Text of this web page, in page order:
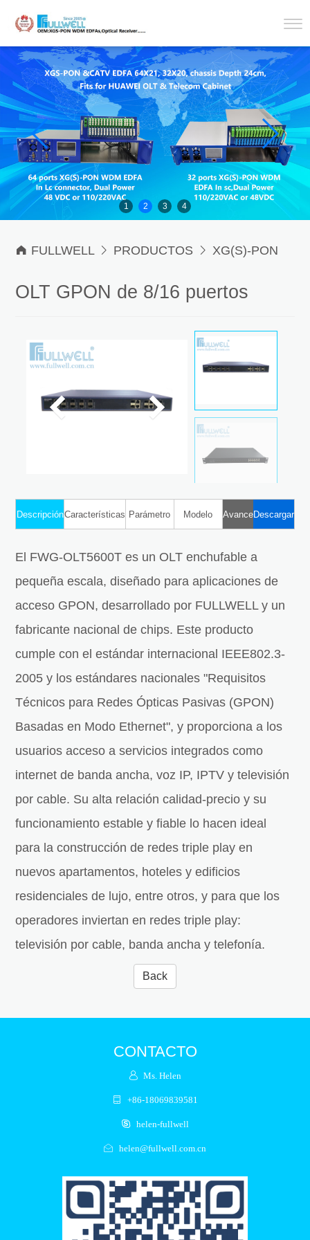
1 2 3 4
 FULLWELL PRODUCTOS XG(S)-PON
ONT / ONU with CATV RF
OLT GPON de 8/16 puertos
DescripciónCaracterísticas Parámetro Modelo AvanceDescargar
El FWG-OLT5600T es un OLT enchufable a
pequeña escala, diseñado para aplicaciones de
acceso GPON, desarrollado por FULLWELL y un
fabricante nacional de chips. Este producto
cumple con el estándar internacional IEEE802.3-
2005 y los estándares nacionales "Requisitos
Técnicos para Redes Ópticas Pasivas (GPON)
Basadas en Modo Ethernet", y proporciona a los
usuarios acceso a servicios integrados como
internet de banda ancha, voz IP, IPTV y televisión
por cable. Su alta relación calidad-precio y su
funcionamiento estable y fiable lo hacen ideal
para la construcción de redes triple play en
nuevos apartamentos, hoteles y edificios
residenciales de lujo, entre otros, y para que los
operadores inviertan en redes triple play:
televisión por cable, banda ancha y telefonía.
Back
CONTACTO
Ms. Helen
+86-18069839581
helen-fullwell
helen@fullwell.com.cn